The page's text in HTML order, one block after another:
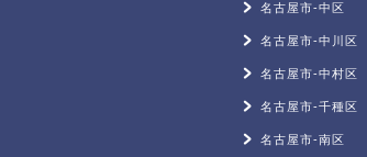
名古屋市-中区
名古屋市-中川区
名古屋市-中村区
名古屋市-千種区
名古屋市-南区